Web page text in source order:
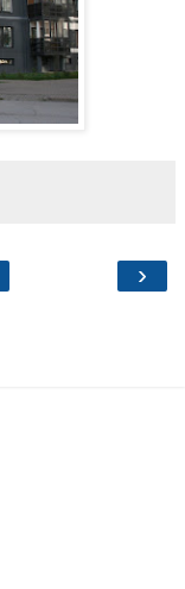
›